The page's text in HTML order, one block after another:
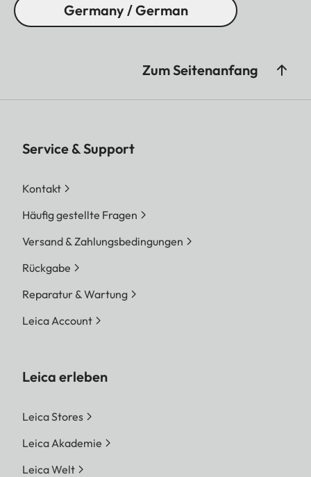
Germany / German
Zum Seitenanfang
Service & Support
Kontakt
Häufig gestellte Fragen
Versand & Zahlungsbedingungen
Rückgabe
Reparatur & Wartung
Leica Account
Leica erleben
Leica Stores
Leica Akademie
Leica Welt